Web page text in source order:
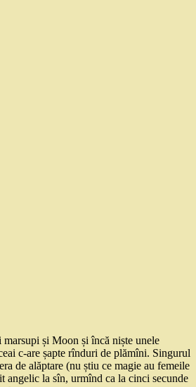
și Moon și încă niște unele
c-are șapte rînduri de plămîni. Singurul
de alăptare (nu știu ce magie au femeile
angelic la sîn, urmînd ca la cinci secunde